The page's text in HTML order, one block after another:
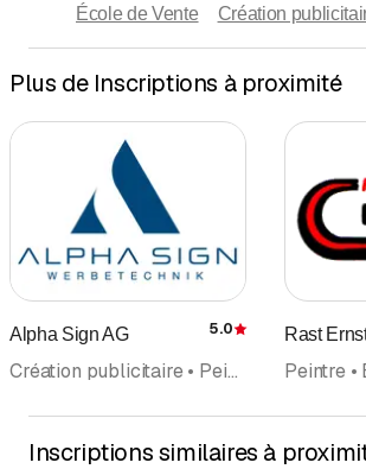
École de Vente Création
Plus de Inscriptions à proximité
Alpha Sign AG Évaluation
5.0
Création publicitaire • Peinture en publicité • Inscriptions • Impression digitale • Photographe • Feuilles
Rast
Inscriptions similaires à